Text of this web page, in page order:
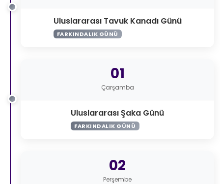
Uluslararası Tavuk Kanadı Günü
FARKINDALIK GÜNÜ
01
Çarşamba
Uluslararası Şaka Günü
FARKINDALIK GÜNÜ
02
Perşembe